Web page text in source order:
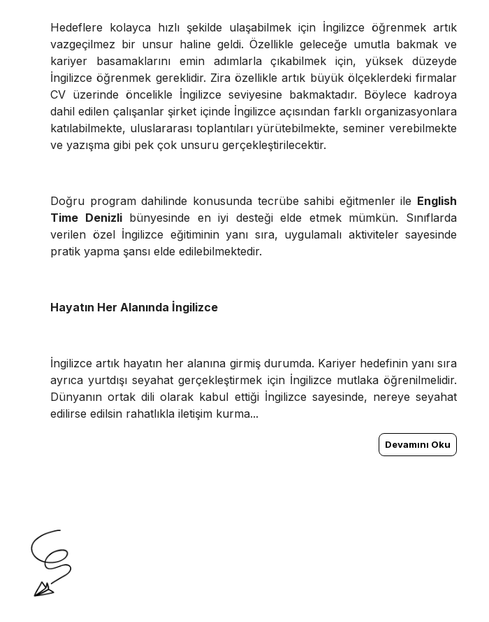
Hedeflere kolayca hızlı şekilde ulaşabilmek için İngilizce öğrenmek artık
vazgeçilmez bir unsur haline geldi. Özellikle geleceğe umutla bakmak ve
kariyer basamaklarını emin adımlarla çıkabilmek için, yüksek düzeyde
İngilizce öğrenmek gereklidir. Zira özellikle artık büyük ölçeklerdeki firmalar
CV üzerinde öncelikle İngilizce seviyesine bakmaktadır. Böylece kadroya
dahil edilen çalışanlar şirket içinde İngilizce açısından farklı organizasyonlara
katılabilmekte, uluslararası toplantıları yürütebilmekte, seminer verebilmekte
ve yazışma gibi pek çok unsuru gerçekleştirilecektir.
Doğru program dahilinde konusunda tecrübe sahibi eğitmenler ile English
Time Denizlibünyesinde en iyi desteği elde etmek mümkün. Sınıflarda
verilen özel İngilizce eğitiminin yanı sıra, uygulamalı aktiviteler sayesinde
pratik yapma şansı elde edilebilmektedir.
Hayatın Her Alanında İngilizce
İngilizce artık hayatın her alanına girmiş durumda. Kariyer hedefinin yanı sıra
ayrıca yurtdışı seyahat gerçekleştirmek için İngilizce mutlaka öğrenilmelidir.
Dünyanın ortak dili olarak kabul ettiği İngilizce sayesinde, nereye seyahat
edilirse edilsin rahatlıkla iletişim kurma...
Devamını Oku